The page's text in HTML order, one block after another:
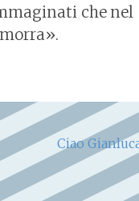
che nel
Ciao